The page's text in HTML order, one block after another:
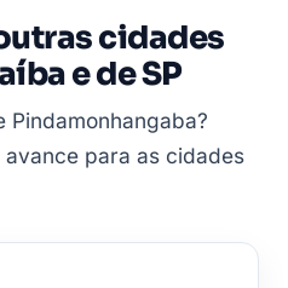
cidades
e de SP
para as cidades